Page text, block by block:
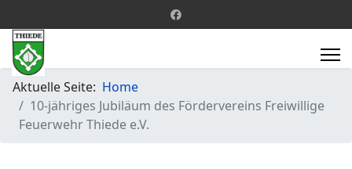
Aktuelle Seite: Home
10-jähriges Jubiläum des Fördervereins Freiwillige
Feuerwehr Thiede e.V.